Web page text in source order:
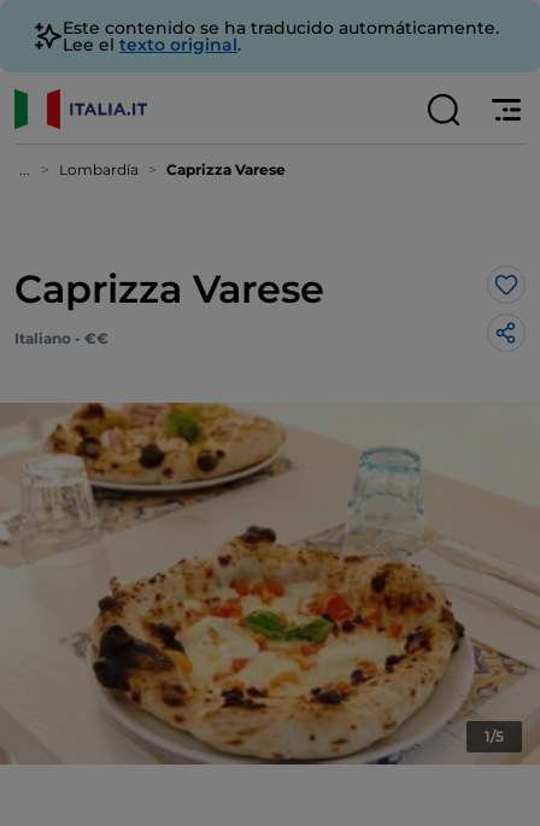
Este contenido se ha traducido automáticamente.
Lee el texto original.
... Lombardía Caprizza Varese
Caprizza Varese Me
Italiano - €€
1/5